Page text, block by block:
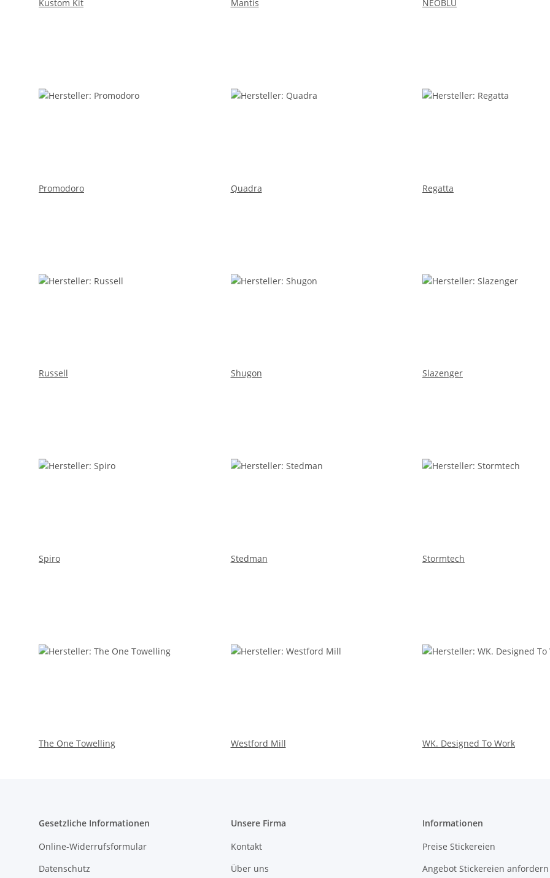
Kustom Kit Mantis NEOBLU
Promodoro Quadra Regatta
Russell Shugon Slazenger
Spiro Stedman Stormtech
The One Towelling Westford Mill WK. Designed To Work
Gesetzliche Informationen
Online-Widerrufsformular
Datenschutz
Unsere Firma
Kontakt
Über uns
Informationen
Preise Stickereien
Angebot Stickereien anfordern